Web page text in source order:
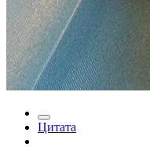
Цитата